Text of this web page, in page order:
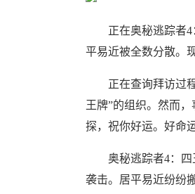
正在奥秘逃踪者4：
平易近被全数分散。
正在查询拜访过程
王牌”的组织。然而
探，祝你好运。好命
奥秘逃踪者4：四王
袭击。居平易近纷纷